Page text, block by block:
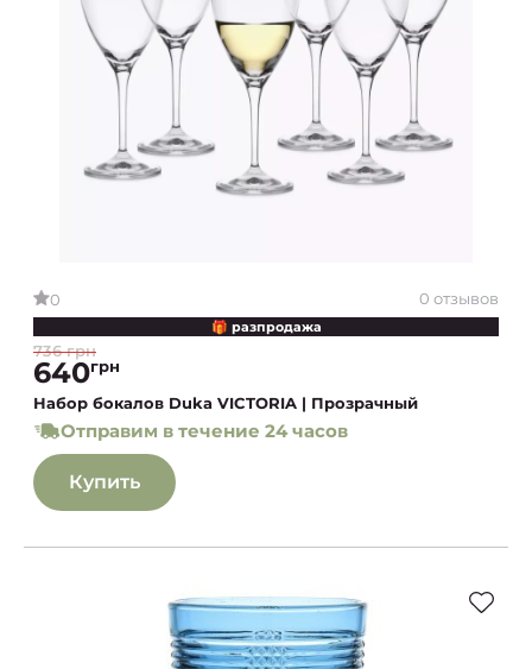
0 0 отзывов
🎁 разпродажа
736 грн
640грн
Набор бокалов Duka VICTORIA | Прозрачный
Отправим в течение 24 часов
Купить